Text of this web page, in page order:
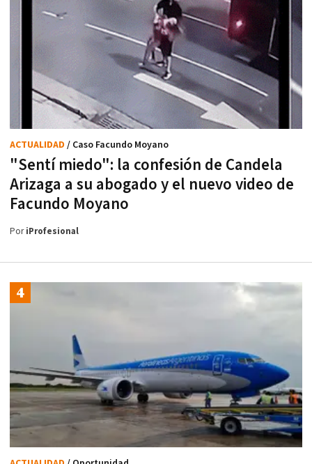
"Sentí miedo": la confesión de Candela
Arizaga a su abogado y el nuevo video de
Facundo Moyano
ACTUALIDAD / Caso Facundo Moyano
PoriProfesional